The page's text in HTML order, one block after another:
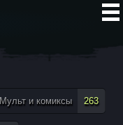
Мульт и комиксы 263